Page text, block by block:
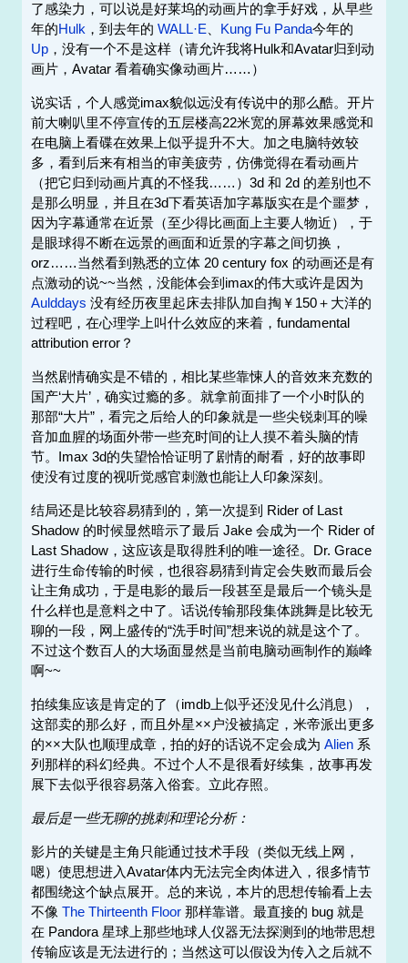
了感染力，可以说是好莱坞的动画片的拿手好戏，从早些
年的Hulk ，到去年的 WALL·E Kung Fu Panda今年的
Up，没有一个不是这样（请允许我将Hulk和Avatar归到动
画片，Avatar 看着确实像动画片……）
说实话，个人感觉imax貌似远没有传说中的那么酷。开片
前大喇叭里不停宣传的五层楼高22米宽的屏幕效果感觉和
在电脑上看碟在效果上似乎提升不大。加之电脑特效较
多，看到后来有相当的审美疲劳，仿佛觉得在看动画片
（把它归到动画片真的不怪我……）3d 和 2d 的差别也不
是那么明显，并且在3d下看英语加字幕版实在是个噩梦，
因为字幕通常在近景（至少得比画面上主要人物近），于
是眼球得不断在远景的画面和近景的字幕之间切换，
orz……当然看到熟悉的立体 20 century fox 的动画还是有
点激动的说~~当然，没能体会到imax的伟大或许是因为
Aulddays 没有经历夜里起床去排队加自掏￥150＋大洋的
过程吧，在心理学上叫什么效应的来着，fundamental
attribution error？
当然剧情确实是不错的，相比某些靠悚人的音效来充数的
国产‘大片’，确实过瘾的多。就拿前面排了一个小时队的
那部“大片”，看完之后给人的印象就是一些尖锐刺耳的噪
音加血腥的场面外带一些充时间的让人摸不着头脑的情
节。Imax 3d的失望恰恰证明了剧情的耐看，好的故事即
使没有过度的视听觉感官刺激也能让人印象深刻。
结局还是比较容易猜到的，第一次提到 Rider of Last
Shadow 的时候显然暗示了最后 Jake 会成为一个 Rider of
Last Shadow，这应该是取得胜利的唯一途径。Dr. Grace
进行生命传输的时候，也很容易猜到肯定会失败而最后会
让主角成功，于是电影的最后一段甚至是最后一个镜头是
什么样也是意料之中了。话说传输那段集体跳舞是比较无
聊的一段，网上盛传的“洗手时间”想来说的就是这个了。
不过这个数百人的大场面显然是当前电脑动画制作的巅峰
啊~~
拍续集应该是肯定的了（imdb上似乎还没见什么消息），
这部卖的那么好，而且外星××户没被搞定，米帝派出更多
的××大队也顺理成章，拍的好的话说不定会成为 Alien系
列那样的科幻经典。不过个人不是很看好续集，故事再发
展下去似乎很容易落入俗套。立此存照。
最后是一些无聊的挑刺和理论分析：
影片的关键是主角只能通过技术手段（类似无线上网，
嗯）使思想进入Avatar体内无法完全肉体进入，很多情节
都围绕这个缺点展开。总的来说，本片的思想传输看上去
不像 The Thirteenth Floor那样靠谱。最直接的 bug 就是
在 Pandora 星球上那些地球人仪器无法探测到的地带思想
传输应该是无法进行的；当然这可以假设为传入之后就不